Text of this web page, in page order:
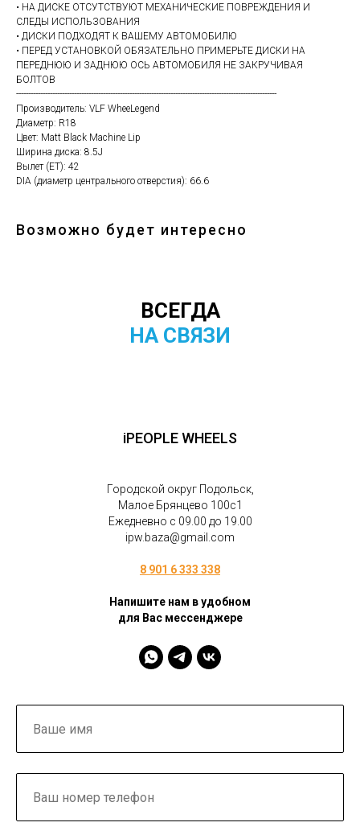
• НА ДИСКЕ ОТСУТСТВУЮТ МЕХАНИЧЕСКИЕ ПОВРЕЖДЕНИЯ И
СЛЕДЫ ИСПОЛЬЗОВАНИЯ
• ДИСКИ ПОДХОДЯТ К ВАШЕМУ АВТОМОБИЛЮ
• ПЕРЕД УСТАНОВКОЙ ОБЯЗАТЕЛЬНО ПРИМЕРЬТЕ ДИСКИ НА
ПЕРЕДНЮЮ И ЗАДНЮЮ ОСЬ АВТОМОБИЛЯ НЕ ЗАКРУЧИВАЯ
БОЛТОВ
------------------------------------------------------------------------------------------------------------
Производитель: VLF WheeLegend
Диаметр: R18
Цвет: Matt Black Machine Lip
Ширина диска: 8.5J
Вылет (ET): 42
DIA (диаметр центрального отверстия): 66.6
Возможно будет интересно
ВСЕГДА
НА СВЯЗИ
iPEOPLE WHEELS
Городской округ Подольск,
Малое Брянцево 100с1
Ежедневно с 09.00 до 19.00
ipw.baza@gmail.com
8 901 6 333 338
Напишите нам в удобном
для Вас мессенджере